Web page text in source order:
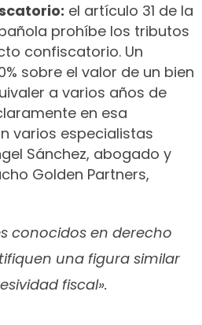
el artículo 31 de la
prohíbe los tributos
confiscatorio. Un
sobre el valor de un bien
a varios años de
en esa
varios especialistas
Sánchez, abogado y
Golden Partners,
conocidos en derecho
una figura similar
fiscal».